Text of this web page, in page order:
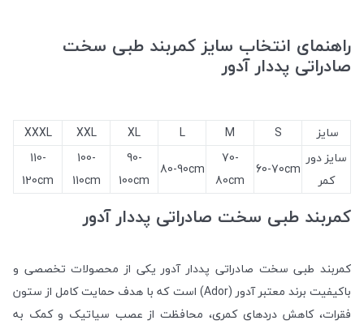
راهنمای انتخاب سایز کمربند طبی سخت
صادراتی پددار آدور
سایز S
M
L
XL
XXL
XXXL
سایز دور
کمر
60-70cm
70-
80cm
80-90cm
90-
100cm
100-
110cm
110-
120cm
کمربند طبی سخت صادراتی پددار آدور
کمربند طبی سخت صادراتی پددار آدور یکی از محصولات تخصصی و
باکیفیت برند معتبر آدور (Ador) است که با هدف حمایت کامل از ستون
فقرات، کاهش دردهای کمری، محافظت از عصب سیاتیک و کمک به